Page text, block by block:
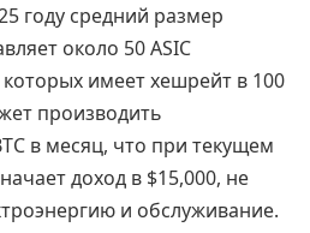
году средний размер
около 50 ASIC
имеет хешрейт в 100
производить
в месяц, что при текущем
доход в $15,000, не
и обслуживание.